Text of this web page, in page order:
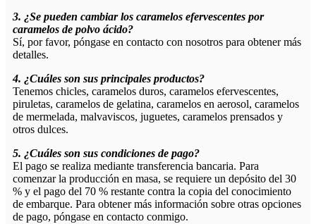
3. ¿Se pueden cambiar los caramelos efervescentes por
caramelos de polvo ácido?
Sí, por favor, póngase en contacto con nosotros para obtener más
detalles.
4. ¿Cuáles son sus principales productos?
Tenemos chicles, caramelos duros, caramelos efervescentes,
piruletas, caramelos de gelatina, caramelos en aerosol, caramelos
de mermelada, malvaviscos, juguetes, caramelos prensados ​​y
otros dulces.
5. ¿Cuáles son sus condiciones de pago?
El pago se realiza mediante transferencia bancaria. Para
comenzar la producción en masa, se requiere un depósito del 30
% y el pago del 70 % restante contra la copia del conocimiento
de embarque. Para obtener más información sobre otras opciones
de pago, póngase en contacto conmigo.